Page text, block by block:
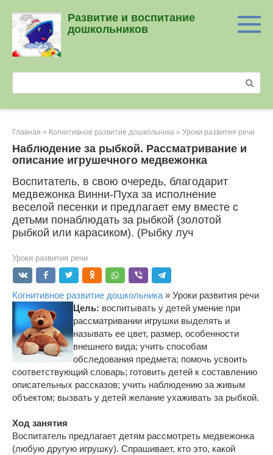
контенту
Развитие и воспитание
дошкольников
Главная » Когнитивное развитие дошкольника » Уроки развития речи
Наблюдение за рыбкой. Рассматривание и
описание игрушеч­ного медвежонка
Воспитатель, в свою очередь, благодарит
медвежонка Вин­ни-Пуха за исполнение
веселой песенки и предлагает ему вместе с
детьми понаблюдать за рыбкой (золотой
рыбкой или карасиком). (Рыбку луч
Уроки развития речи
Когнитивное развитие дошкольника » Уроки развития речи
Цель: воспитывать у детей умение при
рассматривании игрушки выделять и
называть ее цвет, размер, особенности
внешнего вида; учить способам
обследования предмета; помочь усвоить
соответствующий словарь; готовить детей к составлению
описательных рассказов; учить наблюдению за живым
объектом; вызвать у детей желание ухаживать за рыбкой.
Ход занятия
Воспитатель предлагает детям рассмотреть медвежонка
(любую другую игрушку). Спрашивает, кто это, какой